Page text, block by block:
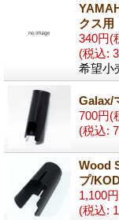
クス用
340円(
(税込:
希望小
Galax/
700円(
(税込:
Wood
プ/
1,100円
(税込: